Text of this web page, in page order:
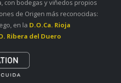
con bodegas y viñedos propios
de Origen más reconocidas:
en la D.O.Ca. Rioja
Ribera del Duero